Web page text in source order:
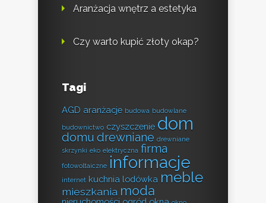
Aranżacja wnętrz a estetyka
Czy warto kupić złoty okap?
Tagi
AGD aranżacje budowa budowlane
budownictwo czyszczenie dom
domu drewniane drewniane
skrzynki eko elektryczna firma
fotowoltaiczne informacje
internet kuchnia lodówka meble
mieszkania moda